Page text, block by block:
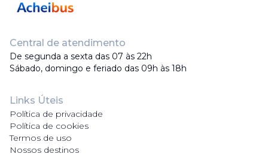
Central de atendimento
De segunda a sexta das 07 às 22h
Sábado, domingo e feriado das 09h às 18h
Links Úteis
Política de privacidade
Política de cookies
Termos de uso
Nossos destinos